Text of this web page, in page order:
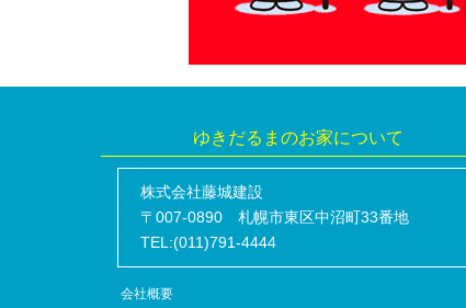
ゆきだるまのお家について
株式会社藤城建設
〒007-0890 札幌市東区中沼町33番地
TEL:(011)791-4444
会社概要